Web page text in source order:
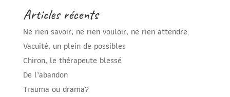
Articles récents
Ne rien savoir, ne rien vouloir, ne rien attendre.
Vacuité, un plein de possibles
Chiron, le thérapeute blessé
De l’abandon
Trauma ou drama?